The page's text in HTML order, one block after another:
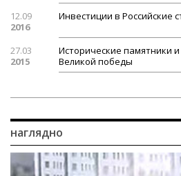
12.09
2016
Инвестиции в Российские
27.03
2015
Исторические памятники
Великой победы
наглядно